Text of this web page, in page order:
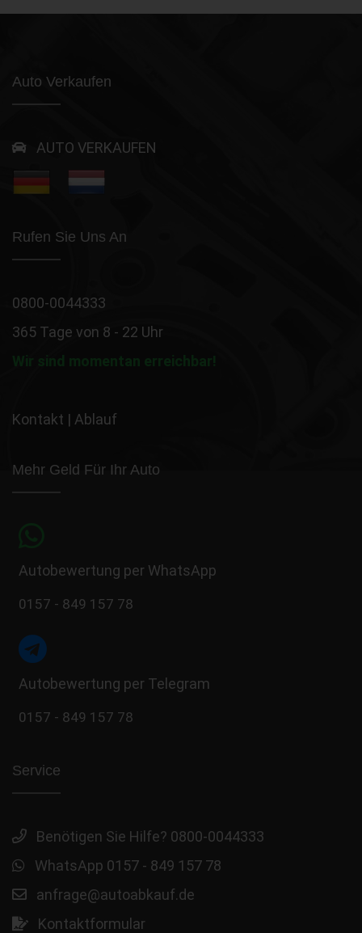
Auto Verkaufen
AUTO VERKAUFEN
Rufen Sie Uns An
0800-0044333
365 Tage von 8 - 22 Uhr
Wir sind momentan erreichbar!
Kontakt | Ablauf
Mehr Geld Für Ihr Auto
Autobewertung per WhatsApp
0157 - 849 157 78
Autobewertung per Telegram
0157 - 849 157 78
Service
Benötigen Sie Hilfe? 0800-0044333
WhatsApp 0157 - 849 157 78
anfrage@autoabkauf.de
Kontaktformular